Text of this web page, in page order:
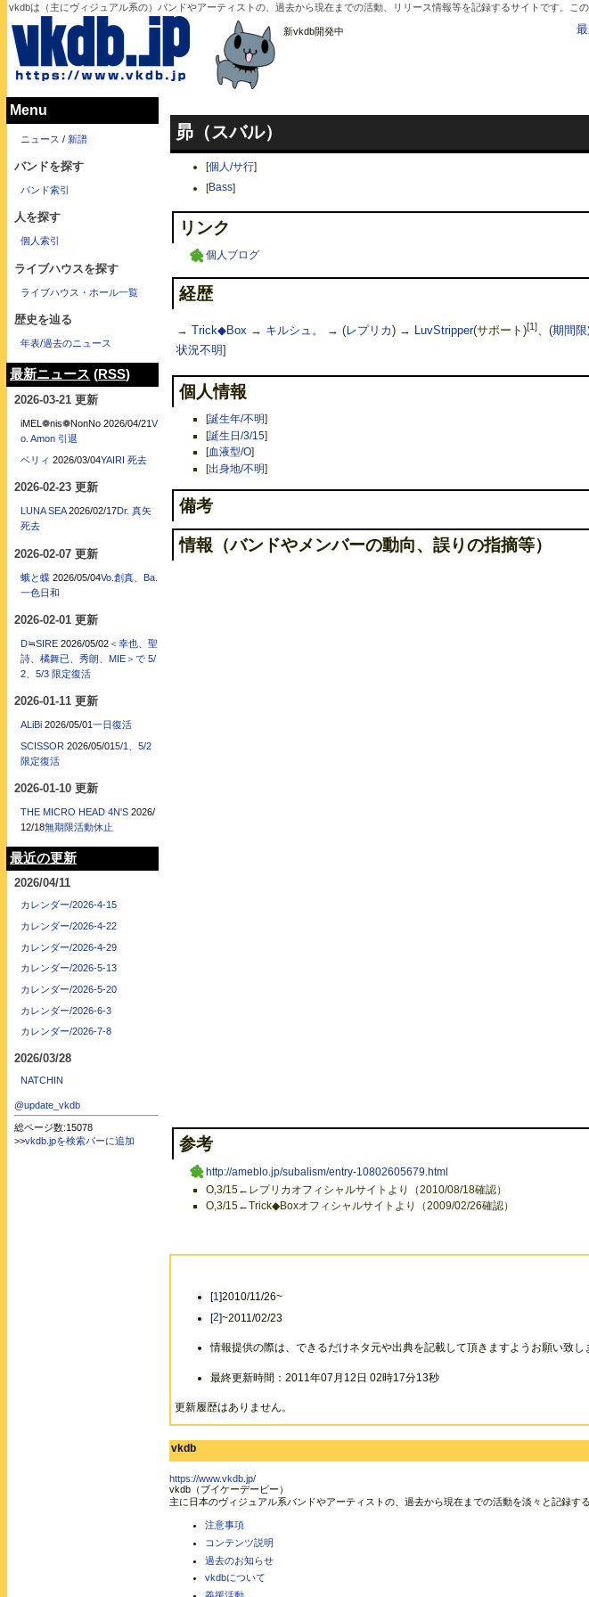
vkdbは（主にヴィジュアル系の）バンドやアーティストの、過去から現在までの活動、リリース情報等を記録するサイトです。こ
新vkdb開発中
昴（スバル）
[個人/サ行]
[Bass]
リンク
個人ブログ
経歴
→ Trick◆Box → キルシュ。 → (レプリカ) → LuvStripper(サポート)[1]、(期間限
状況不明]
個人情報
[誕生年/不明]
[誕生日/3/15]
[血液型/O]
[出身地/不明]
備考
情報（バンドやメンバーの動向、誤りの指摘等）
参考
http://ameblo.jp/subalism/entry-10802605679.html
O,3/15←レプリカオフィシャルサイトより（2010/08/18確認）
O,3/15←Trick◆Boxオフィシャルサイトより（2009/02/26確認）
[1]2010/11/26~
[2]~2011/02/23
情報提供の際は、できるだけネタ元や出典を記載して頂きますようお願い致
最終更新時間：2011年07月12日 02時17分13秒
更新履歴はありません。
vkdb
https://www.vkdb.jp/
vkdb（ブイケーデービー）
主に日本のヴィジュアル系バンドやアーティストの、過去から現在までの活動を淡々と記録する
注意事項
コンテンツ説明
過去のお知らせ
vkdbについて
Menu
ニュース / 新譜
バンドを探す
バンド索引
人を探す
個人索引
ライブハウスを探す
ライブハウス・ホール一覧
歴史を辿る
年表/過去のニュース
最新ニュース (RSS)
2026-03-21 更新
iMEL❁nis❁NonNo 2026/04/21 V
o. Amon 引退
ベリィ 2026/03/04YAIRI 死去
2026-02-23 更新
LUNA SEA 2026/02/17Dr. 真矢
死去
2026-02-07 更新
蛾と蝶 2026/05/04Vo.創真、Ba.
一色日和
2026-02-01 更新
D≒SIRE 2026/05/02＜幸也、聖
詩、橘舞已、秀朗、MIE＞で 5/
2、5/3 限定復活
2026-01-11 更新
ALiBi 2026/05/01一日復活
SCISSOR 2026/05/015/1、5/2
限定復活
2026-01-10 更新
THE MICRO HEAD 4N'S 2026/
12/18無期限活動休止
最近の更新
2026/04/11
カレンダー/2026-4-15
カレンダー/2026-4-22
カレンダー/2026-4-29
カレンダー/2026-5-13
カレンダー/2026-5-20
カレンダー/2026-6-3
カレンダー/2026-7-8
2026/03/28
NATCHIN
@update_vkdb
総ページ数:15078
>>vkdb.jpを検索バーに追加